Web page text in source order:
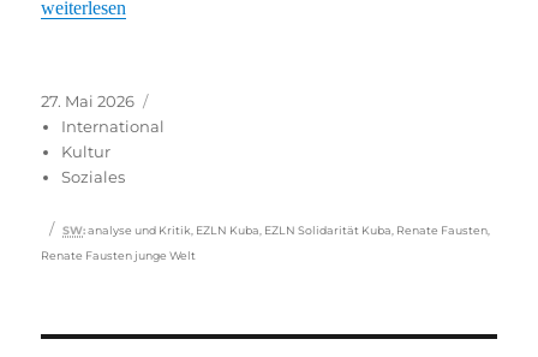
„Wo bleibt die Solidarität mit Kuba angesichts der
weiterlesen
Veröffentlicht
am
27. Mai 2026
International
Kultur
Soziales
Schlagwörter
SW: analyse und Kritik, EZLN Kuba, EZLN Solidarität Kuba, Renate Fausten,
Renate Fausten junge Welt